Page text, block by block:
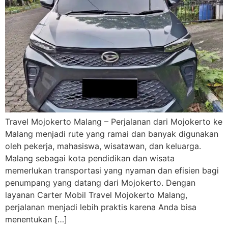
Travel Mojokerto Malang – Perjalanan dari Mojokerto ke
Malang menjadi rute yang ramai dan banyak digunakan
oleh pekerja, mahasiswa, wisatawan, dan keluarga.
Malang sebagai kota pendidikan dan wisata
memerlukan transportasi yang nyaman dan efisien bagi
penumpang yang datang dari Mojokerto. Dengan
layanan Carter Mobil Travel Mojokerto Malang,
perjalanan menjadi lebih praktis karena Anda bisa
menentukan […]